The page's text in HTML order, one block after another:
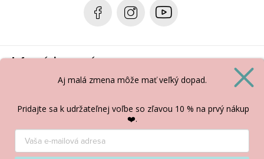
Informácie pre vás
Vytvoril Shoptet
Copyright 2026Ritka v suchu. Všetky práva vyhradené.
Aj malá zmena môže mať veľký dopad.
Pridajte sa k udržateľnej voľbe so zľavou 10 % na prvý nákup
❤️.